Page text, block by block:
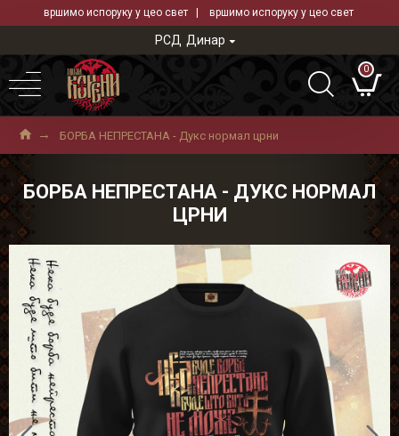
вршимо испоруку у цео свет | вршимо испоруку у цео свет
РСД Динар
0
БОРБА НЕПРЕСТАНА - Дукс нормал црни
БОРБА НЕПРЕСТАНА - ДУКС НОРМАЛ
ЦРНИ